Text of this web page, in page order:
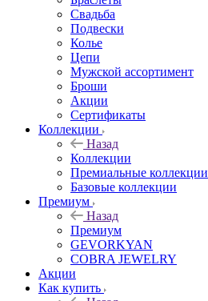
Свадьба
Подвески
Колье
Цепи
Мужской ассортимент
Броши
Акции
Сертификаты
Коллекции
Назад
Коллекции
Премиальные коллекции
Базовые коллекции
Премиум
Назад
Премиум
GEVORKYAN
COBRA JEWELRY
Акции
Как купить